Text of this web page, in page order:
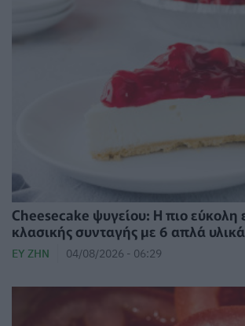
Cheesecake ψυγείου: Η πιο εύκολη
κλασικής συνταγής με 6 απλά υλικά
ΕΥ ΖΗΝ 04/08/2026 - 06:29